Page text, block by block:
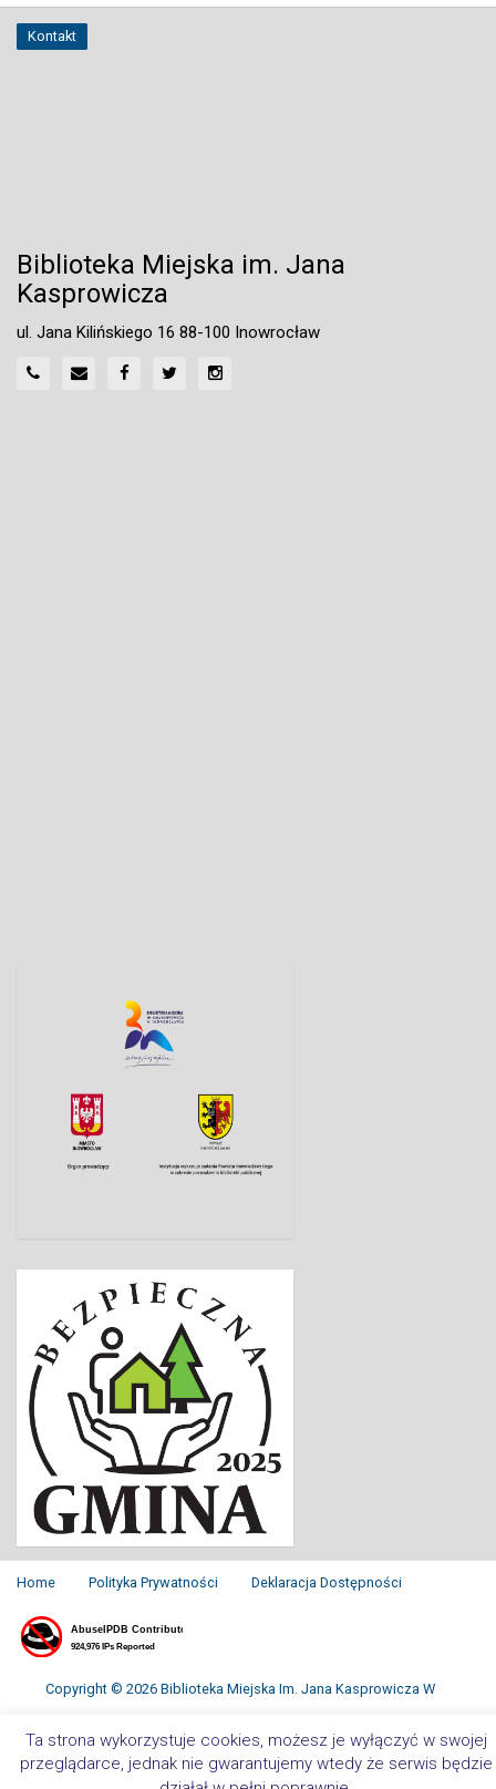
Kontakt
Biblioteka Miejska im. Jana
Kasprowicza
ul. Jana Kilińskiego 16 88-100 Inowrocław
Home Polityka Prywatności Deklaracja Dostępności
Copyright © 2026 Biblioteka Miejska Im. Jana Kasprowicza W
Inowrocławiu. All Rights Reserved.
Ta strona wykorzystuje cookies, możesz je wyłączyć w swojej
przeglądarce, jednak nie gwarantujemy wtedy że serwis będzie